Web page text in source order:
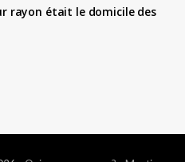
rayon était le domicile des